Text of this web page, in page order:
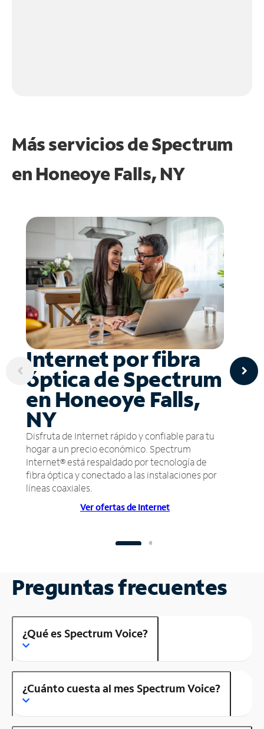
Más servicios de Spectrum
en Honeoye Falls, NY
Internet por fibra
óptica de Spectrum
en Honeoye Falls,
NY
Disfruta de Internet rápido y confiable para tu
hogar a un precio económico. Spectrum
Internet® está respaldado por tecnología de
fibra óptica y conectado a las instalaciones por
líneas coaxiales.
Ver ofertas de Internet
Preguntas frecuentes
¿Qué es Spectrum Voice?
¿Cuánto cuesta al mes Spectrum Voice?